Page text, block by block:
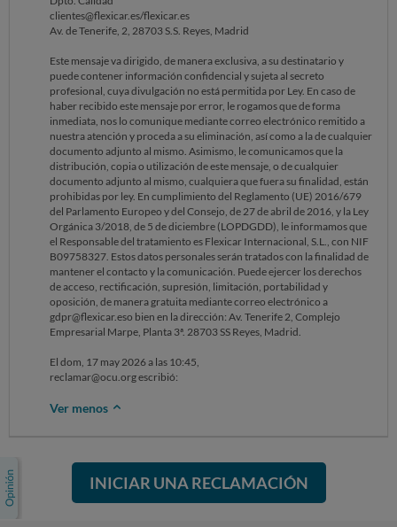
documento adjunto al mismo. Asimismo, le comunicamos que la
distribución, copia o utilización de este mensaje, o de cualquier
documento adjunto al mismo, cualquiera que fuera su finalidad, están
del Parlamento Europeo y del Consejo, de 27 de abril de 2016, y la Ley
Orgánica 3/2018, de 5 de diciembre (LOPDGDD), le informamos que
el Responsable del tratamiento es Flexicar Internacional, S.L., con NIF
B09758327. Estos datos personales serán tratados con la finalidad de
mantener el contacto y la comunicación. Puede ejercer los derechos
de acceso, rectificación, supresión, limitación, portabilidad y
oposición, de manera gratuita mediante correo electrónico a
gdpr@flexicar.eso bien en la dirección: Av. Tenerife 2, Complejo
Empresarial Marpe, Planta 3ª. 28703 SS Reyes, Madrid.
El sáb, 16 may 2026 a las 13:45,
reclamar@ocu.org escribió:
clientes@flexicar.es/flexicar.es
Av. de Tenerife, 2, 28703 S.S. Reyes, Madrid
Este mensaje va dirigido, de manera exclusiva, a su destinatario y
puede contener información confidencial y sujeta al secreto
profesional, cuya divulgación no está permitida por Ley. En caso de
haber recibido este mensaje por error, le rogamos que de forma
inmediata, nos lo comunique mediante correo electrónico remitido a
nuestra atención y proceda a su eliminación, así como a la de cualquier
documento adjunto al mismo. Asimismo, le comunicamos que la
distribución, copia o utilización de este mensaje, o de cualquier
documento adjunto al mismo, cualquiera que fuera su finalidad, están
prohibidas por ley. En cumplimiento del Reglamento (UE) 2016/679
del Parlamento Europeo y del Consejo, de 27 de abril de 2016, y la Ley
Orgánica 3/2018, de 5 de diciembre (LOPDGDD), le informamos que
el Responsable del tratamiento es Flexicar Internacional, S.L., con NIF
B09758327. Estos datos personales serán tratados con la finalidad de
mantener el contacto y la comunicación. Puede ejercer los derechos
de acceso, rectificación, supresión, limitación, portabilidad y
oposición, de manera gratuita mediante correo electrónico a
gdpr@flexicar.eso bien en la dirección: Av. Tenerife 2, Complejo
Empresarial Marpe, Planta 3ª. 28703 SS Reyes, Madrid.
El dom, 17 may 2026 a las 10:45,
reclamar@ocu.org escribió:
Ver menos
INICIAR UNA RECLAMACIÓN